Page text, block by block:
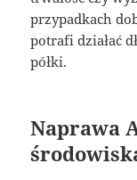
przypadkach
potrafi działać
półki.
Naprawa